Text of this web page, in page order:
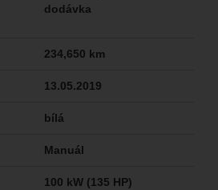
dodávka
234,650 km
13.05.2019
bílá
Manuál
100 kW (135 HP)